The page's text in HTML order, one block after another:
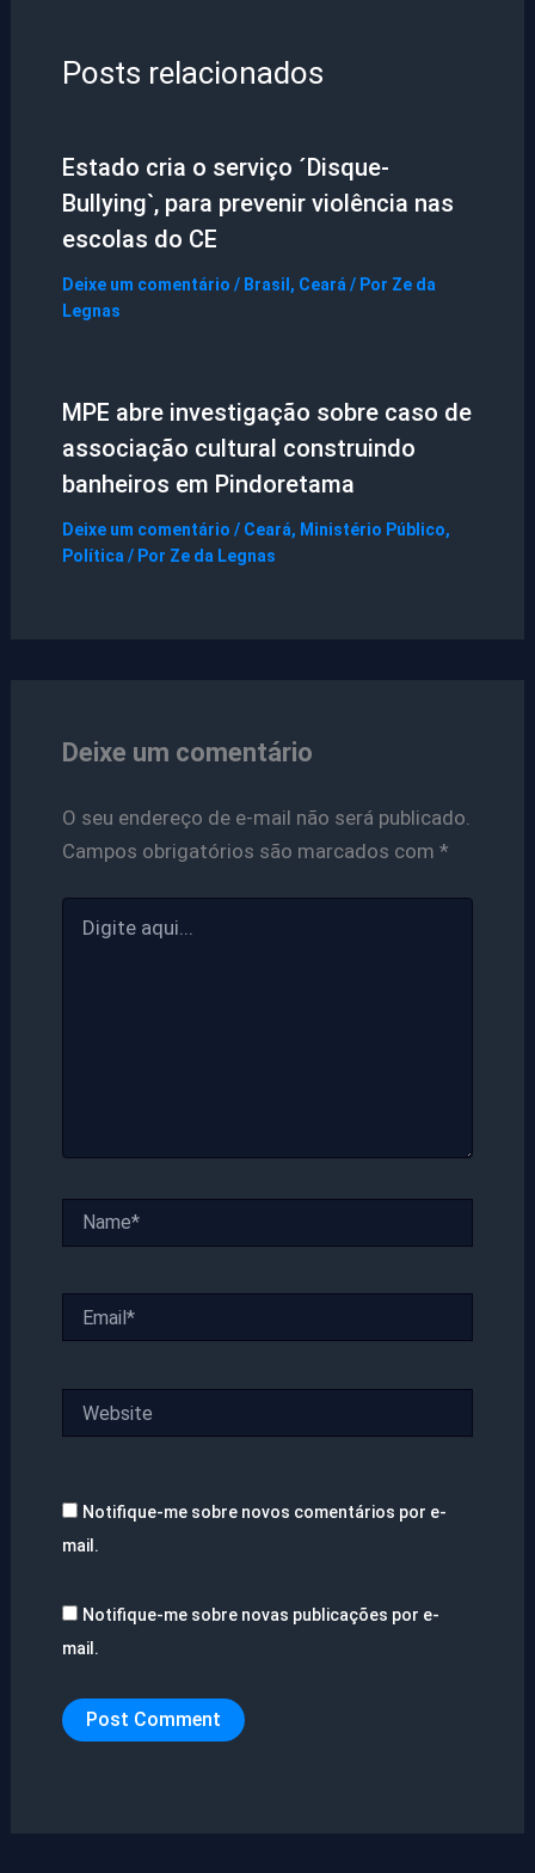
Posts relacionados
Estado cria o serviço ´Disque-
Bullying`, para prevenir violência nas
escolas do CE
Deixe um comentário / Brasil , Ceará / Por Ze da
Legnas
MPE abre investigação sobre caso de
associação cultural construindo
banheiros em Pindoretama
Deixe um comentário / Ceará, Ministério Público,
Política / Por Ze da Legnas
Deixe um comentário
O seu endereço de e-mail não será publicado.
Campos obrigatórios são marcados com *
aqui...
Notifique-me sobre novos comentários por e-
mail.
Notifique-me sobre novas publicações por e-
mail.